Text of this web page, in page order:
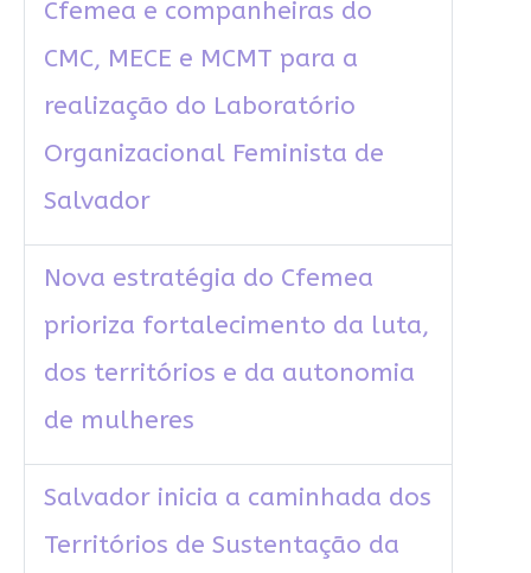
Cfemea e companheiras do
CMC, MECE e MCMT para a
realização do Laboratório
Organizacional Feminista de
Salvador
Nova estratégia do Cfemea
prioriza fortalecimento da luta,
dos territórios e da autonomia
de mulheres
Salvador inicia a caminhada dos
Territórios de Sustentação da